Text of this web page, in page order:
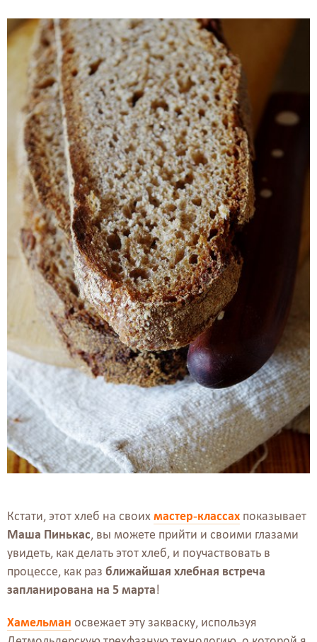
Кстати, этот хлеб на своихмастер-классах показывает
Маша Пинькас, вы можете прийти и своими глазами
увидеть, как делать этот хлеб, и поучаствовать в
процессе, как раз ближайшая хлебная встреча
запланирована на 5 марта!
Хамельман освежает эту закваску, используя